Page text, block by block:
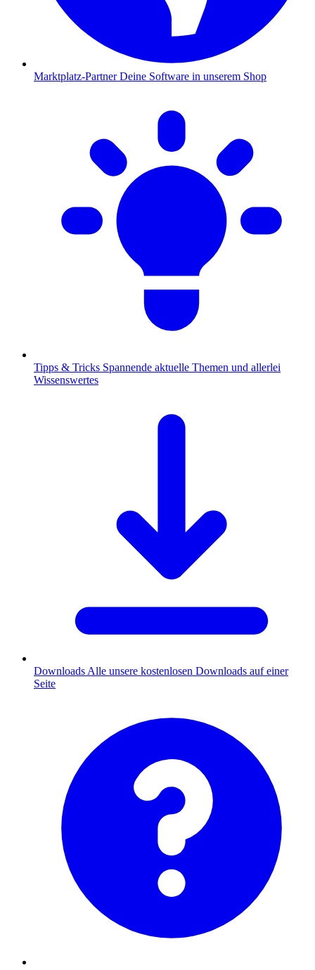
Marktplatz-Partner Deine Software in unserem Shop
Tipps & Tricks Spannende aktuelle Themen und allerlei
Wissenswertes
Downloads Alle unsere kostenlosen Downloads auf einer
Seite